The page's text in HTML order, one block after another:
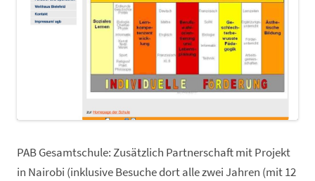
PAB Gesamtschule: Zusätzlich Partnerschaft mit Projekt
in Nairobi (inklusive Besuche dort alle zwei Jahren (mit 12